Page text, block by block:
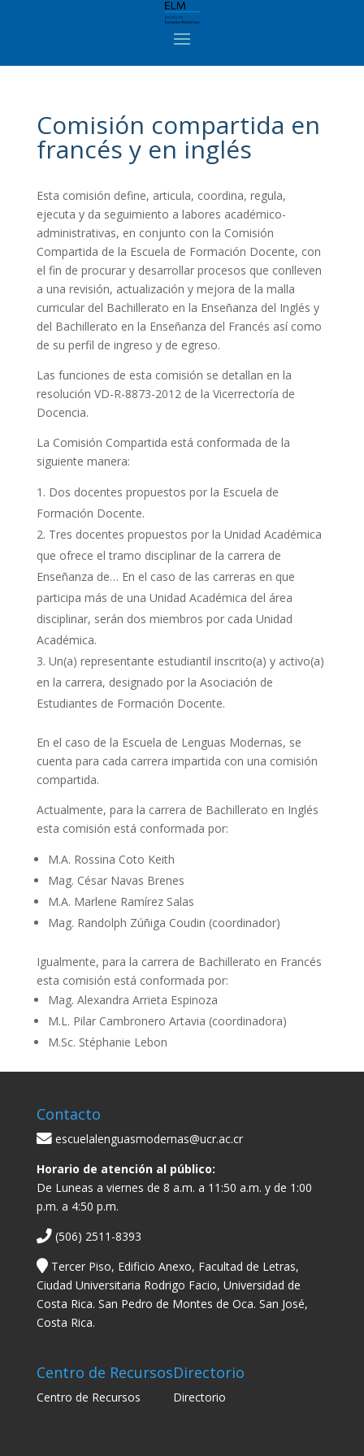
Comisión compartida en
francés y en inglés
Esta comisión define, articula, coordina, regula,
ejecuta y da seguimiento a labores académico-
administrativas, en conjunto con la Comisión
Compartida de la Escuela de Formación Docente, con
el fin de procurar y desarrollar procesos que conlleven
a una revisión, actualización y mejora de la malla
curricular del Bachillerato en la Enseñanza del Inglés y
del Bachillerato en la Enseñanza del Francés así como
de su perfil de ingreso y de egreso.
Las funciones de esta comisión se detallan en la
resolución VD-R-8873-2012 de la Vicerrectoría de
Docencia.
La Comisión Compartida está conformada de la
siguiente manera:
Dos docentes propuestos por la Escuela de
Formación Docente.
Tres docentes propuestos por la Unidad Académica
que ofrece el tramo disciplinar de la carrera de
Enseñanza de… En el caso de las carreras en que
participa más de una Unidad Académica del área
disciplinar, serán dos miembros por cada Unidad
Académica.
Un(a) representante estudiantil inscrito(a) y activo(a)
en la carrera, designado por la Asociación de
Estudiantes de Formación Docente.
En el caso de la Escuela de Lenguas Modernas, se
cuenta para cada carrera impartida con una comisión
compartida.
Actualmente, para la carrera de Bachillerato en Inglés
esta comisión está conformada por:
M.A. Rossina Coto Keith
Mag. César Navas Brenes
M.A. Marlene Ramírez Salas
Mag. Randolph Zúñiga Coudin (coordinador)
Igualmente, para la carrera de Bachillerato en Francés
esta comisión está conformada por:
Mag. Alexandra Arrieta Espinoza
M.L. Pilar Cambronero Artavia (coordinadora)
M.Sc. Stéphanie Lebon
Contacto
escuelalenguasmodernas@ucr.ac.cr
Horario de atención al público:
De Luneas a viernes de 8 a.m. a 11:50 a.m. y de 1:00
p.m. a 4:50 p.m.
(506) 2511-8393
Tercer Piso, Edificio Anexo, Facultad de Letras,
Ciudad Universitaria Rodrigo Facio, Universidad de
Costa Rica. San Pedro de Montes de Oca. San José,
Costa Rica.
Centro de Recursos
Centro de Recursos
Directorio
Directorio